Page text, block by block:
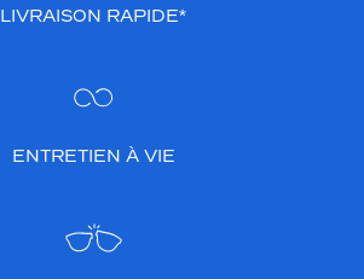
LIVRAISON RAPIDE*
ENTRETIEN À VIE